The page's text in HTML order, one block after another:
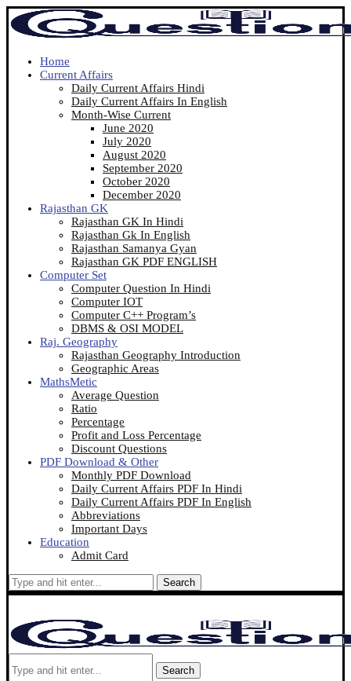
Home
Current Affairs
Daily Current Affairs Hindi
Daily Current Affairs In English
Month-Wise Current
June 2020
July 2020
August 2020
September 2020
October 2020
December 2020
Rajasthan GK
Rajasthan GK In Hindi
Rajasthan Gk In English
Rajasthan Samanya Gyan
Rajasthan GK PDF ENGLISH
Computer Set
Computer Question In Hindi
Computer IOT
Computer C++ Program’s
DBMS & OSI MODEL
Raj. Geography
Rajasthan Geography Introduction
Geographic Areas
MathsMetic
Average Question
Ratio
Percentage
Profit and Loss Percentage
Discount Questions
PDF Download & Other
Monthly PDF Download
Daily Current Affairs PDF In Hindi
Daily Current Affairs PDF In English
Abbreviations
Important Days
Education
Admit Card
Search
Search